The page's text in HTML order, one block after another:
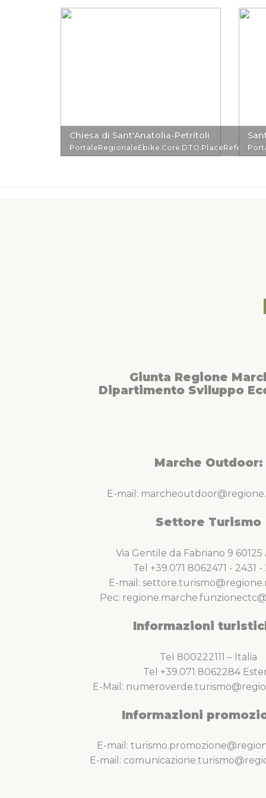
Chiesa di Sant'Anatolia-Petritoli
Giunta Regione
Dipartimento Sviluppo
Marche Outdoor:
E-mail:
Settore Turismo
Via Gentile da Fabriano 9
Tel +39.071 8062471 - 2431 -
E-mail:
Pec:
Informazioni
Tel 800222111 – Italia
Tel +39.071 8062284
E-Mail:
Informazioni
E-mail:
E-mail: